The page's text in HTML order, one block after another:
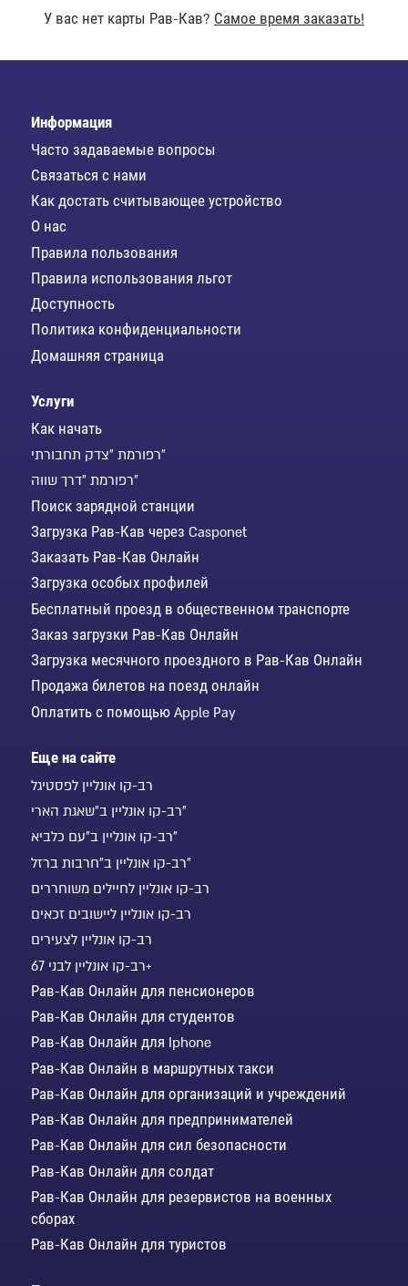
У вас нет карты Рав-Кав? Самое время заказать!
Информация
Часто задаваемые вопросы
Связаться с нами
Как достать считывающее устройство
О нас
Правила пользования
Правила использования льгот
Доступность
Политика конфиденциальности
Домашняя страница
Услуги
Как начать
רפורמת "צדק תחבורתי"
רפורמת "דרך שווה"
Поиск зарядной станции
Загрузка Рав-Кав через Casponet
Заказать Рав-Кав Онлайн
Загрузка особых профилей
Бесплатный проезд в общественном транспорте
Заказ загрузки Рав-Кав Онлайн
Загрузка месячного проездного в Рав-Кав Онлайн
Продажа билетов на поезд онлайн
Оплатить с помощью Apple Pay
Еще на сайте
רב-קו אונליין לפסטיגל
רב-קו אונליין ב"שאגת הארי"
רב-קו אונליין ב"עם כלביא"
רב-קו אונליין ב"חרבות ברזל"
רב-קו אונליין לחיילים משוחררים
רב-קו אונליין ליישובים זכאים
רב-קו אונליין לצעירים
רב-קו אונליין לבני 67+
Рав-Кав Онлайн для пенсионеров
Рав-Кав Онлайн для студентов
Рав-Кав Онлайн для Iphone
Рав-Кав Онлайн в маршрутных такси
Рав-Кав Онлайн для организаций и учреждений
Рав-Кав Онлайн для предпринимателей
Рав-Кав Онлайн для сил безопасности
Рав-Кав Онлайн для солдат
Рав-Кав Онлайн для резервистов на военных
сборах
Рав-Кав Онлайн для туристов